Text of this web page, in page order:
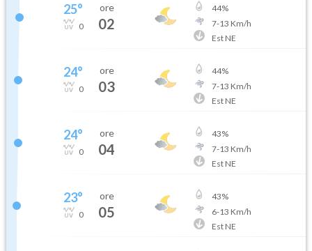
25°
0
ore
02
44%
7-13 Km/h
Est NE
24°
0
ore
03
44%
7-13 Km/h
Est NE
24°
0
ore
04
43%
7-13 Km/h
Est NE
23°
0
ore
05
43%
6-13 Km/h
Est NE